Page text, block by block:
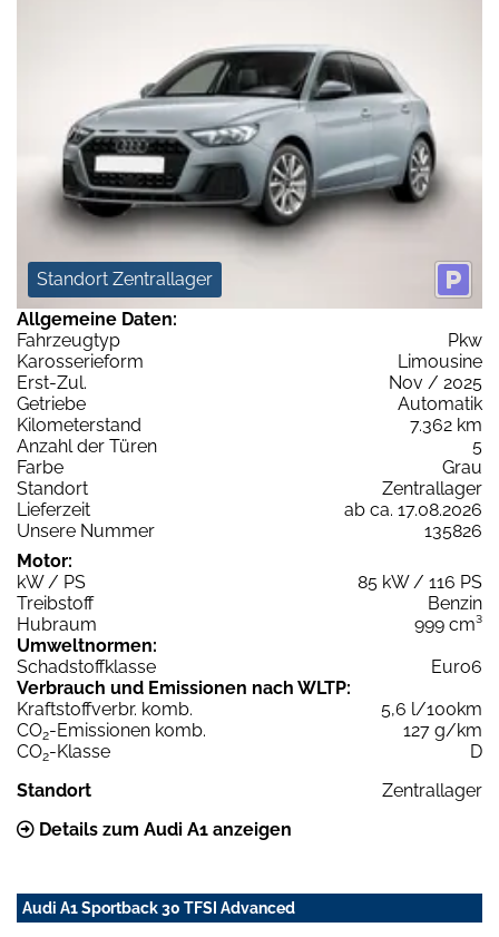
Standort Zentrallager
Allgemeine Daten:
Fahrzeugtyp
Pkw
Karosserieform
Limousine
Erst-Zul.
Nov / 2025
Getriebe
Automatik
Kilometerstand
7.362 km
Anzahl der Türen
5
Farbe
Grau
Standort
Zentrallager
Lieferzeit
ab ca. 17.08.2026
Unsere Nummer
135826
Motor:
kW / PS
85 kW / 116 PS
Treibstoff
Benzin
Hubraum
999 cm³
Umweltnormen:
Schadstoffklasse
Euro6
Verbrauch und Emissionen nach WLTP:
Kraftstoffverbr. komb.
5,6 l/100km
CO2-Emissionen komb.
127 g/km
CO2-Klasse
D
Standort
Zentrallager
Details zum Audi A1 anzeigen
Audi A1 Sportback 30 TFSI Advanced